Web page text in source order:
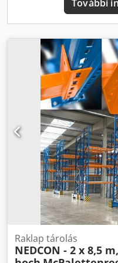
További
Raklap tárolás
NEDCON - 2 x 8,5